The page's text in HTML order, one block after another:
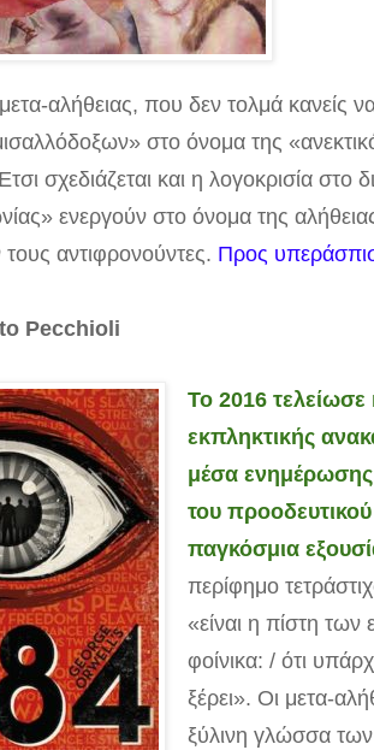
αλήθειας, που δεν τολμά κανείς
στο όνομα της
σχεδιάζεται και η λογοκρισία στο
ενεργούν στο όνομα της
αντιφρονούντες. Προς
Pecchioli
Το 2016
εκπληκτικής
μέσα ενημέρωσης
του
παγκόσμια
περίφημο
«είναι η πίστη
φοίνικα: / ότι
ξέρει». Οι μετα-
ξύλινη γλώσσα των